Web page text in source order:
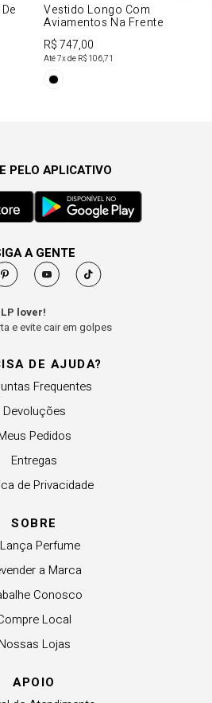
Vestido Longo Com
Aviamentos Na Frente
R$ 747,00
Até7x de R$ 106,71
DE AJUDA?
Frequentes
Devoluções
Pedidos
Entregas
de Privacidade
SOBRE
Perfume
a Marca
Conosco
Local
Nossas Lojas
APOIO
PELO APLICATIVO
A GENTE
lover!
e evite cair em golpes